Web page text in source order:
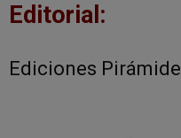
Editorial:
Ediciones Pirámide